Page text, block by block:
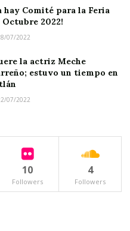
hay Comité para la Feria
Octubre 2022!
07/2022
la actriz Meche
estuvo un tiempo en
07/2022
10
Followers
4
Followers